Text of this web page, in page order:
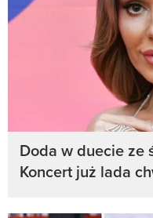
Doda w duecie ze
Koncert już lada